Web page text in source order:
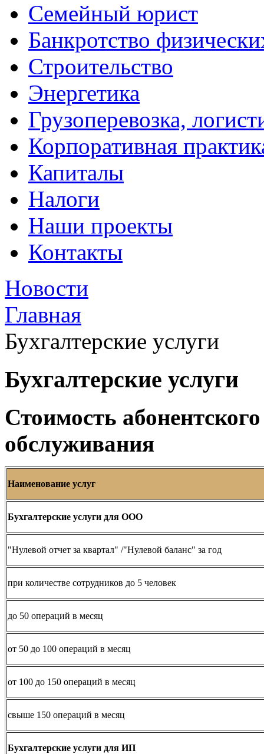
Семейный юрист
Банкротство
Строительство
Энергетика
Грузоперевозка,
Корпоративная
Капиталы
Налоги
Наши проекты
Контакты
Новости
Главная
Бухгалтерские услуги
Бухгалтерские услуги
Стоимость
обслуживания
Наименование услуг
Бухгалтерские услуги для ООО
"Нулевой отчет за квартал" /"Нулевой баланс" за год
при количестве сотрудников до 5 человек
до 50 операций в месяц
от 50 до 100 операций в месяц
от 100 до 150 операций в месяц
свыше 150 операций в месяц
Бухгалтерские услуги для ИП